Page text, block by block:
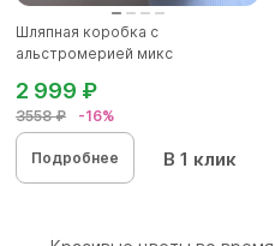
Шляпная коробка с
альстромерией микс
3558 ₽ -16%
2 999 ₽
Подробнее В 1 клик